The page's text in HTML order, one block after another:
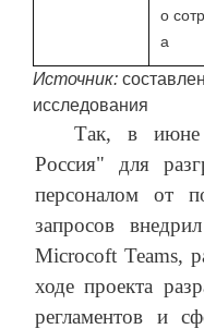
о
а
Источник:
исследования
Так, в
Россия" для
персоналом от
запросов
Microcoft Teams,
ходе проекта
регламентов и